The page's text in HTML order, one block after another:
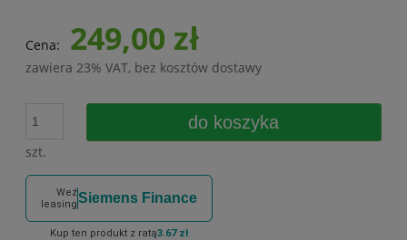
Cena: 249,00 zł
zawiera 23% VAT, bez kosztów dostawy
szt.
do koszyka
Weź
leasingSiemens Finance
Kup ten produkt z ratą3.67 zł